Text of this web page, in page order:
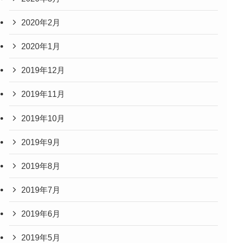
2020年2月
2020年1月
2019年12月
2019年11月
2019年10月
2019年9月
2019年8月
2019年7月
2019年6月
2019年5月